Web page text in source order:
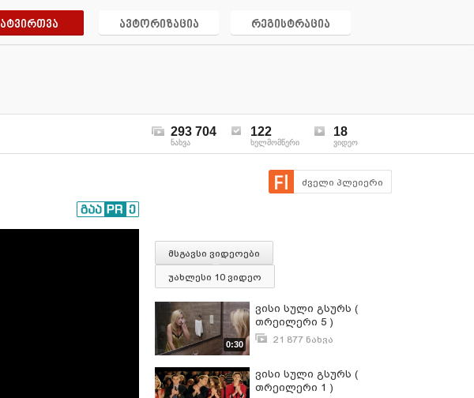
ატვირთვა ავტორიზაცია რეგისტრაცია
293 704
ნახვა
122
ხელმომწერი
18
ვიდეო
ძველი პლეიერი
მსგავსი ვიდეოები
უახლესი 10 ვიდეო
0:30
ვისი სული გსურს (
თრეილერი 5 )
21 877 ნახვა
ვისი სული გსურს (
თრეილერი 1 )